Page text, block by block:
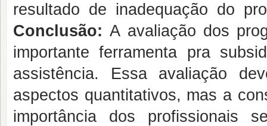
resultado de inadequação do
Conclusão:A avaliação dos
importante ferramenta pra
assistência. Essa avaliação
aspectos quantitativos, mas a
importância dos profissionais